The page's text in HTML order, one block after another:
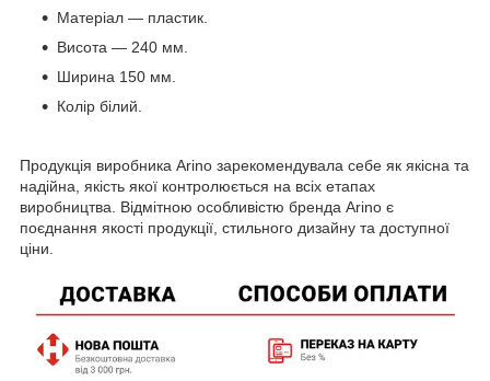
Матеріал — пластик.
Висота — 240 мм.
Ширина 150 мм.
Колір білий.
Продукція виробника Arino зарекомендувала себе як якісна та
надійна, якість якої контролюється на всіх етапах
виробництва. Відмітною особливістю бренда Arino є
поєднання якості продукції, стильного дизайну та доступної
ціни.